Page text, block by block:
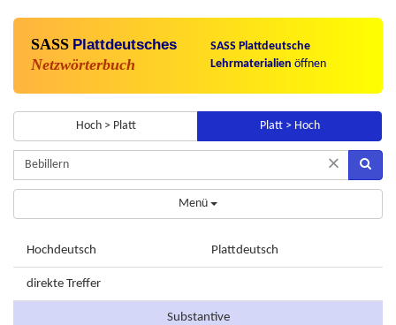
SASS Plattdeutsches
Netzwörterbuch
SASS Plattdeutsche
Lehrmaterialien öffnen
Hoch > Platt Platt > Hoch
×
Menü
Hochdeutsch Plattdeutsch
direkte Treffer
Substantive